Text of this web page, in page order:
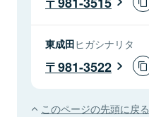
東成田ヒガシナリタ
981-3522
このページの先頭に戻る